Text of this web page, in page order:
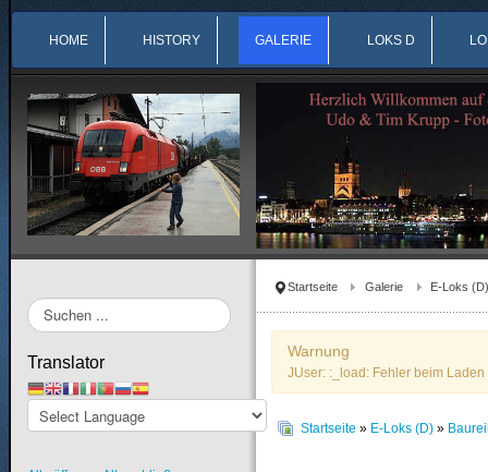
HOME HISTORY GALERIE LOKS D
Startseite Galerie E-Loks (D)
Warnung
JUser: :_load: Fehler beim
Startseite » E-Loks (D) »
Suchen
...
Translator